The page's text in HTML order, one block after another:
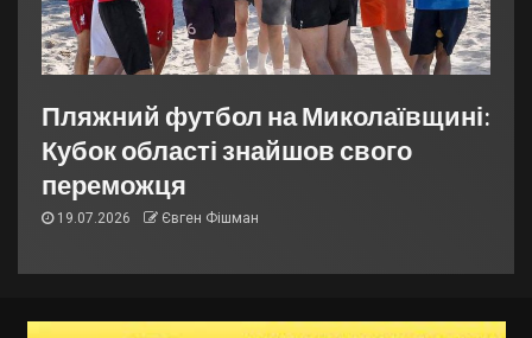
Пляжний футбол на Миколаївщині:
Кубок області знайшов свого
переможця
19.07.2026 Євген Фішман